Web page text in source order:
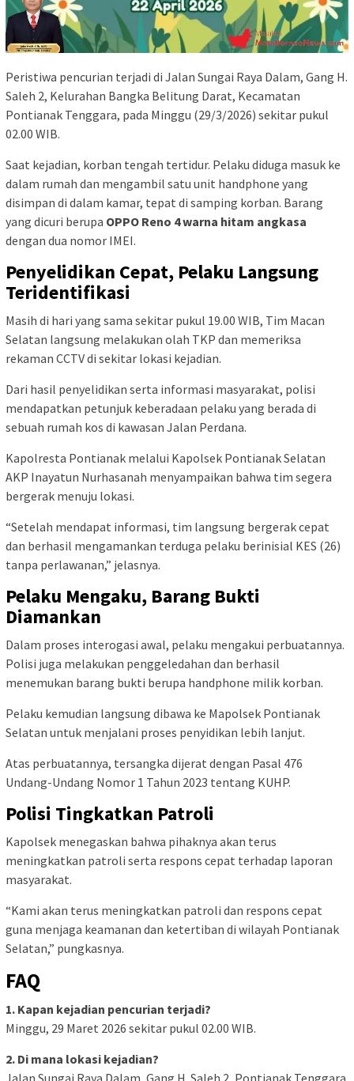
Peristiwa pencurian terjadi di Jalan Sungai Raya Dalam, Gang H.
Saleh 2, Kelurahan Bangka Belitung Darat, Kecamatan
Pontianak Tenggara, pada Minggu (29/3/2026) sekitar pukul
02.00 WIB.
Saat kejadian, korban tengah tertidur. Pelaku diduga masuk ke
dalam rumah dan mengambil satu unit handphone yang
disimpan di dalam kamar, tepat di samping korban. Barang
yang dicuri berupa OPPO Reno 4 warna hitam angkasa
dengan dua nomor IMEI.
Penyelidikan Cepat, Pelaku Langsung
Teridentifikasi
Masih di hari yang sama sekitar pukul 19.00 WIB, Tim Macan
Selatan langsung melakukan olah TKP dan memeriksa
rekaman CCTV di sekitar lokasi kejadian.
Dari hasil penyelidikan serta informasi masyarakat, polisi
mendapatkan petunjuk keberadaan pelaku yang berada di
sebuah rumah kos di kawasan Jalan Perdana.
Kapolresta Pontianak melalui Kapolsek Pontianak Selatan
AKP Inayatun Nurhasanah menyampaikan bahwa tim segera
bergerak menuju lokasi.
“Setelah mendapat informasi, tim langsung bergerak cepat
dan berhasil mengamankan terduga pelaku berinisial KES (26)
tanpa perlawanan,” jelasnya.
Pelaku Mengaku, Barang Bukti
Diamankan
Dalam proses interogasi awal, pelaku mengakui perbuatannya.
Polisi juga melakukan penggeledahan dan berhasil
menemukan barang bukti berupa handphone milik korban.
Pelaku kemudian langsung dibawa ke Mapolsek Pontianak
Selatan untuk menjalani proses penyidikan lebih lanjut.
Atas perbuatannya, tersangka dijerat dengan Pasal 476
Undang-Undang Nomor 1 Tahun 2023 tentang KUHP.
Polisi Tingkatkan Patroli
Kapolsek menegaskan bahwa pihaknya akan terus
meningkatkan patroli serta respons cepat terhadap laporan
masyarakat.
“Kami akan terus meningkatkan patroli dan respons cepat
guna menjaga keamanan dan ketertiban di wilayah Pontianak
Selatan,” pungkasnya.
FAQ
1. Kapan kejadian pencurian terjadi?
Minggu, 29 Maret 2026 sekitar pukul 02.00 WIB.
2. Di mana lokasi kejadian?